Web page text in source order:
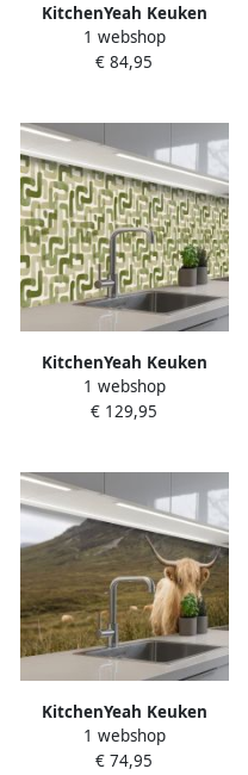
KitchenYeah Keuken
achterwand 250x60 cm
Spatscherm zelfklevend
fornuis
1 webshop
€ 84,95
KitchenYeah Keuken
achterwand 400x60 cm
Spatscherm zelfklevend
fornuis
1 webshop
€ 129,95
KitchenYeah Keuken
achterwand 200x60 cm
Spatscherm zelfklevend
1 webshop
€ 74,95